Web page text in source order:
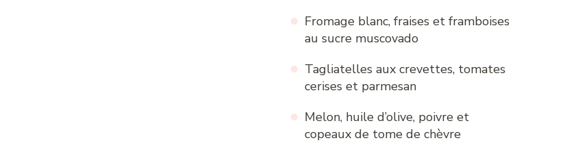
Fromage blanc, fraises et framboises
au sucre muscovado
Tagliatelles aux crevettes, tomates
cerises et parmesan
Melon, huile d’olive, poivre et
copeaux de tome de chèvre